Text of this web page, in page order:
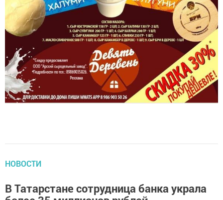
НОВОСТИ
В Татарстане сотрудница банка украла